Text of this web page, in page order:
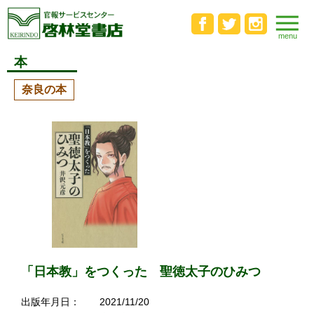
本
奈良の本
「日本教」をつくった 聖徳太子のひみつ
出版年月日：
2021/11/20